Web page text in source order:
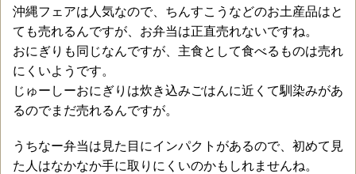
沖縄フェアは人気なので、ちんすこうなどのお土産品はと
ても売れるんですが、お弁当は正直売れないですね。
おにぎりも同じなんですが、主食として食べるものは売れ
にくいようです。
じゅーしーおにぎりは炊き込みごはんに近くて馴染みがあ
るのでまだ売れるんですが。
うちなー弁当は見た目にインパクトがあるので、初めて見
た人はなかなか手に取りにくいのかもしれませんね。